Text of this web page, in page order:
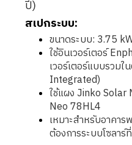
ปี)
สเปกระบบ:
ขนาดระบบ: 3.75
ใช้อินเวอร์เตอร์
เวอร์เตอร์แบบรวม
Integrated)
ใช้แผง Jinko
Neo 78HL4
เหมาะสำหรับอาคา
ต้องการระบบโซลา